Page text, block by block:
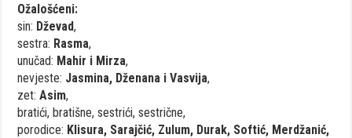
Ožalošćeni:
sin: Dževad,
sestra: Rasma,
unučad: Mahir i Mirza,
nevjeste: Jasmina, Dženana i Vasvija,
zet:Asim,
bratići, bratišne, sestrići, sestrične,
porodice: Klisura, Sarajčić, Zulum, Durak, Softić, Merdžanić,